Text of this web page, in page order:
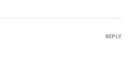
REPLY